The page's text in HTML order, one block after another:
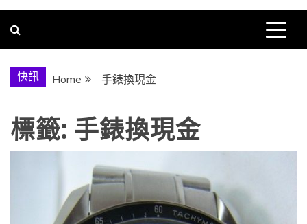
快訊 Home 手錶換現金
標籤: 手錶換現金